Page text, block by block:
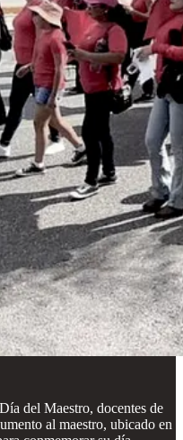
del Maestro, docentes de
al maestro, ubicado en